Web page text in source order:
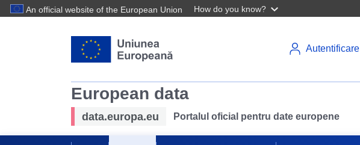
An official website of the European Union How do you know?
Autentificare
European data
data.europa.eu Portalul oficial pentru date europene